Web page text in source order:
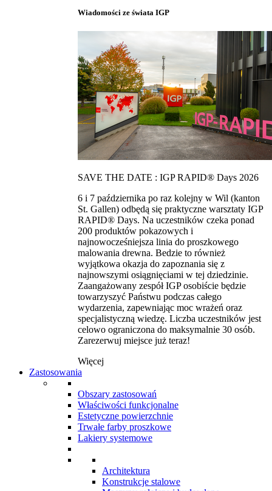
Wiadomości ze świata IGP
SAVE THE DATE : IGP RAPID® Days 2026
6 i 7 października po raz kolejny w Wil (kanton
St. Gallen) odbędą się praktyczne warsztaty IGP
RAPID® Days. Na uczestników czeka ponad
200 produktów pokazowych i
najnowocześniejsza linia do proszkowego
malowania drewna. Bedzie to również
wyjątkowa okazja do zapoznania się z
najnowszymi osiągnięciami w tej dziedzinie.
Zaangażowany zespół IGP osobiście będzie
towarzyszyć Państwu podczas całego
wydarzenia, zapewniając moc wrażeń oraz
specjalistyczną wiedzę. Liczba uczestników jest
celowo ograniczona do maksymalnie 30 osób.
Zarezerwuj miejsce już teraz!
Więcej
Zastosowania
Obszary zastosowań
Właściwości funkcjonalne
Estetyczne powierzchnie
Trwałe farby proszkowe
Lakiery systemowe
Architektura
Konstrukcje stalowe